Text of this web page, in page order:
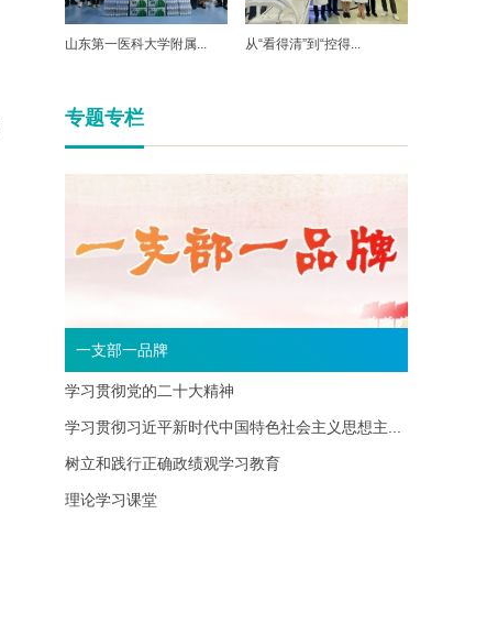
山东第一医科大学附属... 从“看得清”到“控得...
专题专栏
一支部一品牌
学习贯彻党的二十大精神
学习贯彻习近平新时代中国特色社会主义思想主...
树立和践行正确政绩观学习教育
理论学习课堂